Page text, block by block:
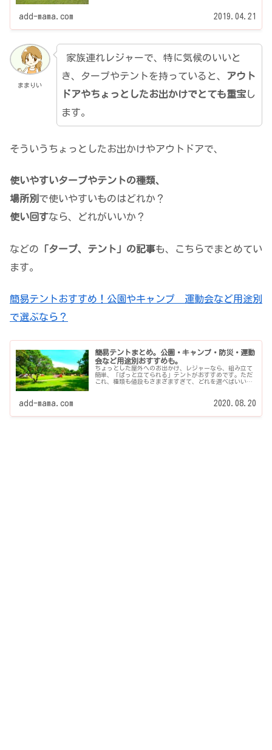
add-mama.com 2019.04.21
ままりい
家族連れレジャーで、特に気候のいいと
き、タープやテントを持っていると、 アウト
ドアやちょっとしたお出かけでとても重宝し
ます。
そういうちょっとしたお出かけやアウトドアで、
使いやすいタープやテントの種類、
場所別 で使いやすいものはどれか？
使い回すなら、どれがいいか？
などの 「タープ、テント」の記事も、こちらでまとめてい
ます。
簡易テントおすすめ！公園やキャンプ 運動会など用途別
で選ぶなら？
簡易テントまとめ。公園・キャンプ・防災・運動
会など用途別おすすめも。
ちょっとした屋外へのお出かけ、レジャーなら、組み立て
簡単、「ぱっと立てられる」テントがおすすめです。ただ
これ、種類も値段もさまざますぎて、どれを選べばいいか
add-mama.com 2020.08.20